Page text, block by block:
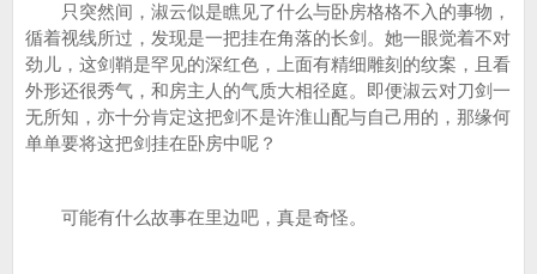
只突然间，淑云似是瞧见了什么与卧房格格不入的事物，
循着视线所过，发现是一把挂在角落的长剑。她一眼觉着不对
劲儿，这剑鞘是罕见的深红色，上面有精细雕刻的纹案，且看
外形还很秀气，和房主人的气质大相径庭。即便淑云对刀剑一
无所知，亦十分肯定这把剑不是许淮山配与自己用的，那缘何
单单要将这把剑挂在卧房中呢？
可能有什么故事在里边吧，真是奇怪。